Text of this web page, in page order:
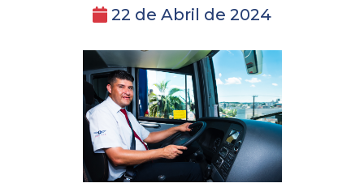
22 de Abril de 2024